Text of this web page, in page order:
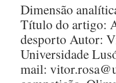
Dimensão
Título do artigo:
desporto Autor:
Universidade
mail: